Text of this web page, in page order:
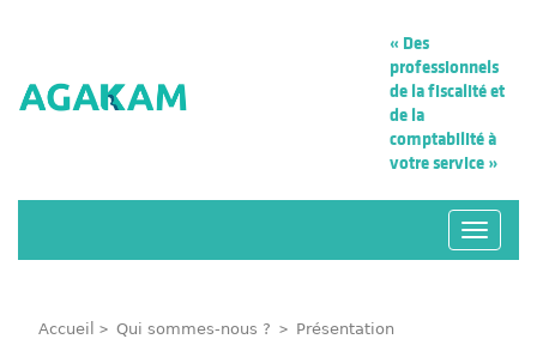
« Des
professionnels
de la fiscalitéet
de la
comptabilité à
votre service »
Accueil > Qui sommes-nous ? > Présentation